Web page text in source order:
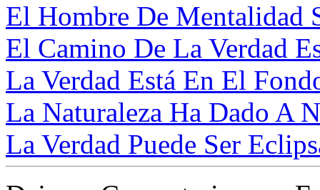
El Hombre De Mentalidad
El Camino De La Verdad
La Verdad Está En El
La Naturaleza Ha Dado A
La Verdad Puede Ser